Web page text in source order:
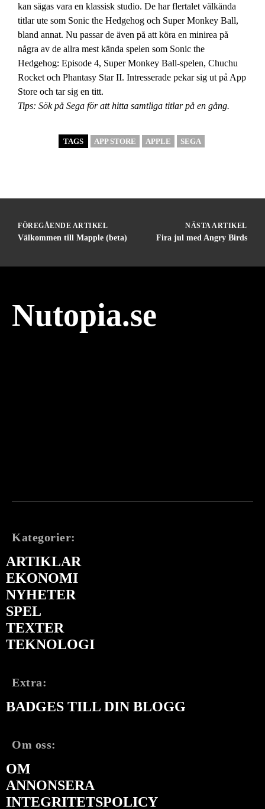
kan sägas vara en klassisk studio. De har flertalet välkända
titlar ute som Sonic the Hedgehog och Super Monkey Ball,
bland annat. Nu passar de även på att köra en minirea på
några av de allra mest kända spelen som Sonic the
Hedgehog: Episode 4, Super Monkey Ball-spelen, Chuchu
Rocket och Phantasy Star II. Intresserade pekar sig ut på App
Store och tar sig en titt.
Tips: Sök på Sega för att hitta samtliga titlar på en gång.
TAGS APP STORE APPLE SEGA
FÖREGÅENDE ARTIKEL
Välkommen till Mapple (beta)
NÄSTA ARTIKEL
Fira jul med Angry Birds
Nutopia.se
Kategorier:
ARTIKLAR
EKONOMI
NYHETER
SPEL
TEXTER
TEKNOLOGI
Extra:
BADGES TILL DIN BLOGG
Om oss:
OM
ANNONSERA
INTEGRITETSPOLICY